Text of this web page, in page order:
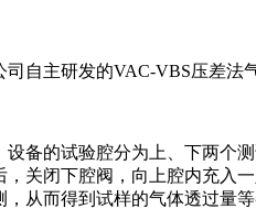
自主研发的VAC-VBS压差法
备的试验腔分为上、下两
，关闭下腔阀，向上腔内充
从而得到试样的气体透过量等